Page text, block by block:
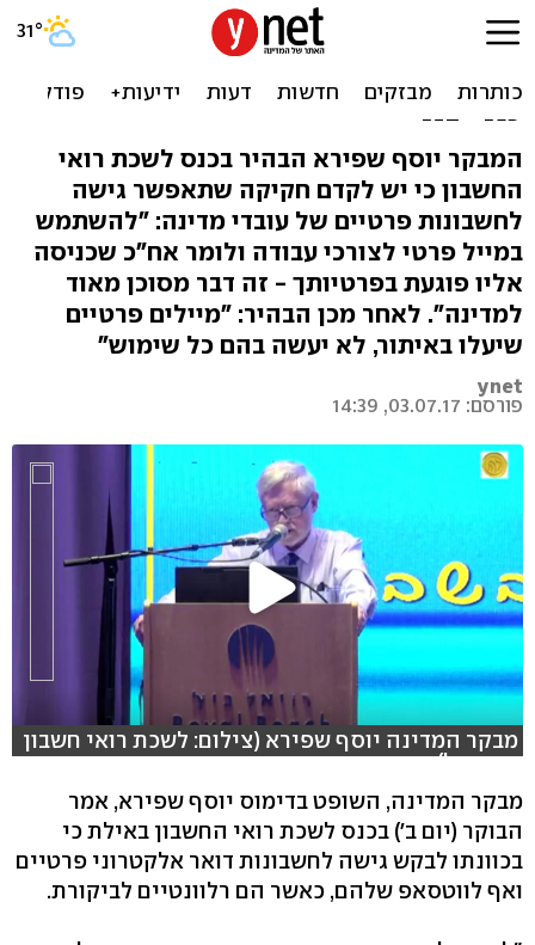
מבקר המדינה: נבקש גישה
למיילים ולווטסאפ של עובדי
מדינה
המבקר יוסף שפירא הבהיר בכנס לשכת רואי
החשבון כי יש לקדם חקיקה שתאפשר גישה
לחשבונות פרטיים של עובדי מדינה: "להשתמש
במייל פרטי לצורכי עבודה ולומר אח"כ שכניסה
אליו פוגעת בפרטיותך - זה דבר מסוכן מאוד
למדינה". לאחר מכן הבהיר: "מיילים פרטיים
שיעלו באיתור, לא יעשה בהם כל שימוש"
ynet
פורסם: 03.07.17, 14:39
מבקר המדינה יוסף שפירא (צילום: לשכת רואי חשבון
בישראל)
מבקר המדינה, השופט בדימוס יוסף שפירא, אמר
הבוקר (יום ב') בכנס לשכת רואי החשבון באילת כי
בכוונתו לבקש גישה לחשבונות דואר אלקטרוני פרטיים
ואף לווטסאפ שלהם, כאשר הם רלוונטיים לביקורת.